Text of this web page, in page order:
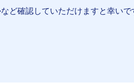
ど確認していただけますと幸いで